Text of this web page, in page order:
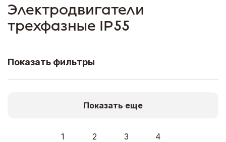
Электродвигатели
трехфазные IP55
Показать фильтры
Показать еще
1 2 3 4